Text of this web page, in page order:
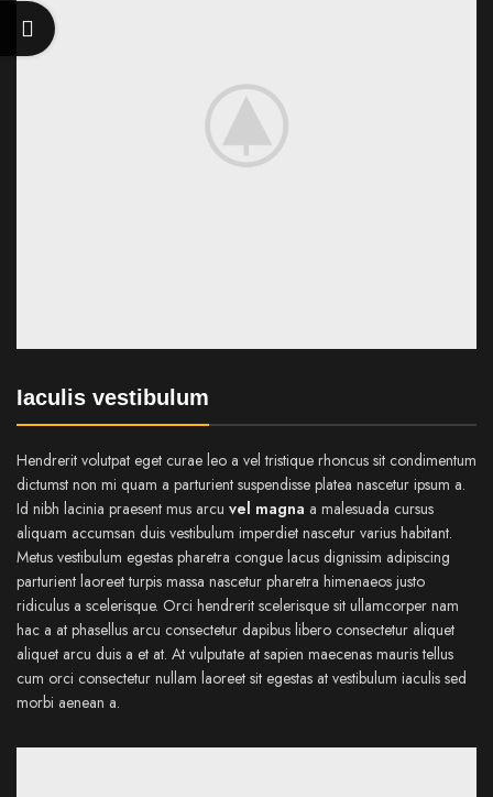
Iaculis vestibulum
Hendrerit volutpat eget curae leo a vel tristique rhoncus sit condimentum
dictumst non mi quam a parturient suspendisse platea nascetur ipsum a.
Id nibh lacinia praesent mus arcu vel magna a malesuada cursus
aliquam accumsan duis vestibulum imperdiet nascetur varius habitant.
Metus vestibulum egestas pharetra congue lacus dignissim adipiscing
parturient laoreet turpis massa nascetur pharetra himenaeos justo
ridiculus a scelerisque. Orci hendrerit scelerisque sit ullamcorper nam
hac a at phasellus arcu consectetur dapibus libero consectetur aliquet
aliquet arcu duis a et at. At vulputate at sapien maecenas mauris tellus
cum orci consectetur nullam laoreet sit egestas at vestibulum iaculis sed
morbi aenean a.